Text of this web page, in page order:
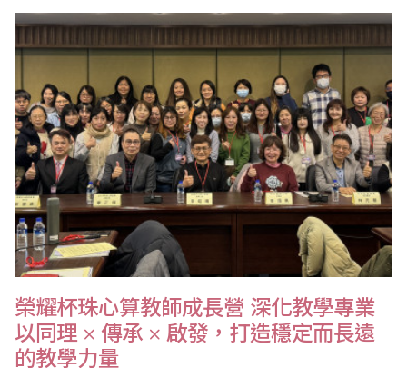
中亦師亦友的好夥伴，感謝他們對省商總會各項推廣活動的支持和
協助，未來繼續攜手為珠心算教育努力。 會議中報告了珠心算數學
委員會114年度珠算推廣工作外，也通過11..
榮耀杯珠心算教師成長營 深化教學專業
以同理 × 傳承 × 啟發，打造穩定而長遠
的教學力量